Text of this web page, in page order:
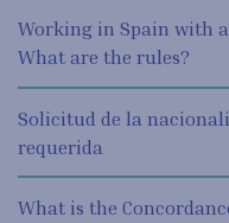
Working in Spain with
What are the rules?
Solicitud de la
requerida
What is the